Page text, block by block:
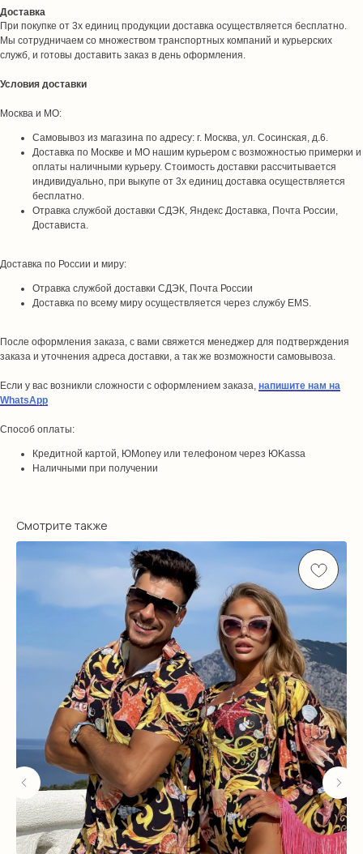
Доставка
При покупке от 3х единиц продукции доставка осуществляется бесплатно.
Мы сотрудничаем со множеством транспортных компаний и курьерских
служб, и готовы доставить заказ в день оформления.
Условия доставки
Москва и МО:
Самовывоз из магазина по адресу: г. Москва, ул. Сосинская, д.6.
Доставка по Москве и МО нашим курьером с возможностью примерки и
оплаты наличными курьеру. Стоимость доставки рассчитывается
индивидуально, при выкупе от 3х единиц доставка осуществляется
бесплатно.
Отравка службой доставки СДЭК, Яндекс Доставка, Почта России,
Достависта.
Доставка по России и миру:
Отравка службой доставки СДЭК, Почта России
Доставка по всему миру осуществляется через службу EMS.
После оформления заказа, с вами свяжется менеджер для подтверждения
заказа и уточнения адреса доставки, а так же возможности самовывоза.
Если у вас возникли сложности с оформлением заказа, напишите нам на
WhatsApp
Способ оплаты:
Кредитной картой, ЮMoney или телефоном через ЮKassa
Наличными при получении
Смотрите также